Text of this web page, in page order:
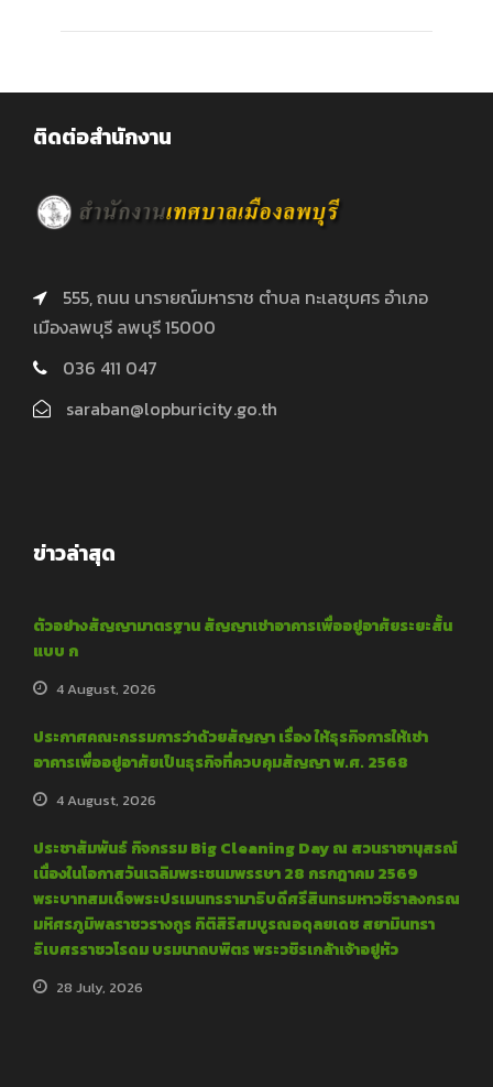
ติดต่อสำนักงาน
555, ถนน นารายณ์มหาราช ตำบล ทะเลชุบศร อำเภอ
เมืองลพบุรี ลพบุรี 15000
036 411 047
saraban@lopburicity.go.th
ข่าวล่าสุด
ตัวอย่างสัญญามาตรฐาน สัญญาเช่าอาคารเพื่ออยู่อาศัยระยะสั้น
แบบ ก
4 August, 2026
ประกาศคณะกรรมการว่าด้วยสัญญา เรื่อง ให้ธุรกิจการให้เช่า
อาคารเพื่ออยู่อาศัยเป็นธุรกิจที่ควบคุมสัญญา พ.ศ. 2568
4 August, 2026
ประชาสัมพันธ์ กิจกรรม Big Cleaning Day ณ สวนราชานุสรณ์
เนื่องในโอกาสวันเฉลิมพระชนมพรรษา 28 กรกฎาคม 2569
พระบาทสมเด็จพระปรเมนทรรามาธิบดีศรีสินทรมหาวชิราลงกรณ
มหิศรภูมิพลราชวรางกูร กิติสิริสมบูรณอดุลยเดช สยามินทรา
ธิเบศรราชวโรดม บรมนาถบพิตร พระวชิรเกล้าเจ้าอยู่หัว
28 July, 2026